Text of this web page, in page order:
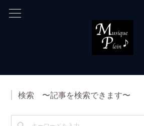
検索 〜記事を検索できます〜